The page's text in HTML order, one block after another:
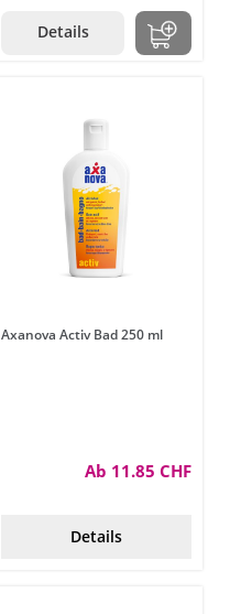
Details
Axanova Activ Bad 250 ml
Ab 11.85 CHF
Details